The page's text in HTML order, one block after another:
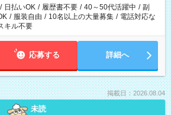
/ 日払いOK / 履歴書不要 / 40～50代活躍中 / 副
/ 服装自由 / 10名以上の大量募集 / 電話対応な
キル不要
応募する 詳細へ
掲載日：2026.08.04
未読